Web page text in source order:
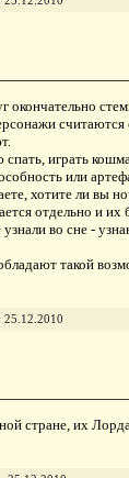
окончательно
играть
или
хотите ли вы
отдельно и их
во сне -
такой
25.12.2010
стране, их